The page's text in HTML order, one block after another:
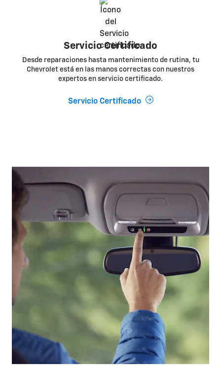
Servicio Certificado
Desde reparaciones hasta mantenimiento de rutina, tu
Chevrolet está en las manos correctas con nuestros
expertos en servicio certificado.
Servicio Certificado